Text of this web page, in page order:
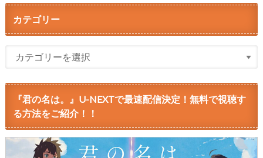
カテゴリー
『君の名は。』U-NEXTで最速配信決定！無料で視聴す
る方法をご紹介！！